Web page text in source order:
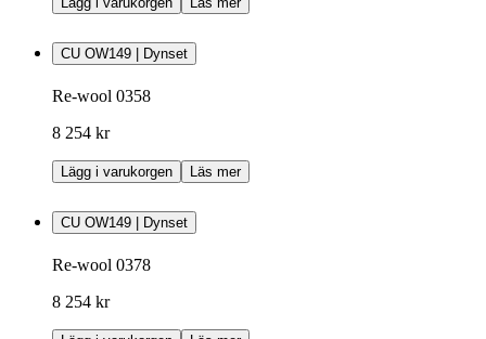
CU OW149 | Dynset
Re-wool 0358
8 254 kr
Lägg i varukorgen Läs mer
CU OW149 | Dynset
Re-wool 0378
8 254 kr